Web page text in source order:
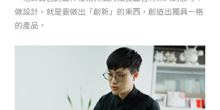
做設計，就是要做出「創新」的東西，創造出獨具一格
的產品。